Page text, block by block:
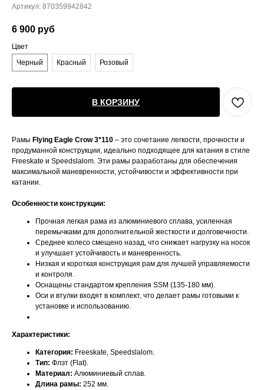
Артикул: 870359942842
6 900 руб
Цвет
Черный
Красный Розовый
В КОРЗИНУ
Рамы Flying Eagle Crow 3*110 – это сочетание легкости, прочности и
продуманной конструкции, идеально подходящее для катания в стиле
Freeskate и Speedslalom. Эти рамы разработаны для обеспечения
максимальной маневренности, устойчивости и эффективности при
катании.
Особенности конструкции:
Прочная легкая рама из алюминиевого сплава, усиленная
перемычками для дополнительной жесткости и долговечности.
Среднее колесо смещено назад, что снижает нагрузку на носок
и улучшает устойчивость и маневренность.
Низкая и короткая конструкция рам для лучшей управляемости
и контроля.
Оснащены стандартом крепления SSM (135-180 мм).
Оси и втулки входят в комплект, что делает рамы готовыми к
установке и использованию.
Характеристики:
Категория: Freeskate, Speedslalom.
Тип: Флэт (Flat).
Материал: Алюминиевый сплав.
Длина рамы: 252 мм.